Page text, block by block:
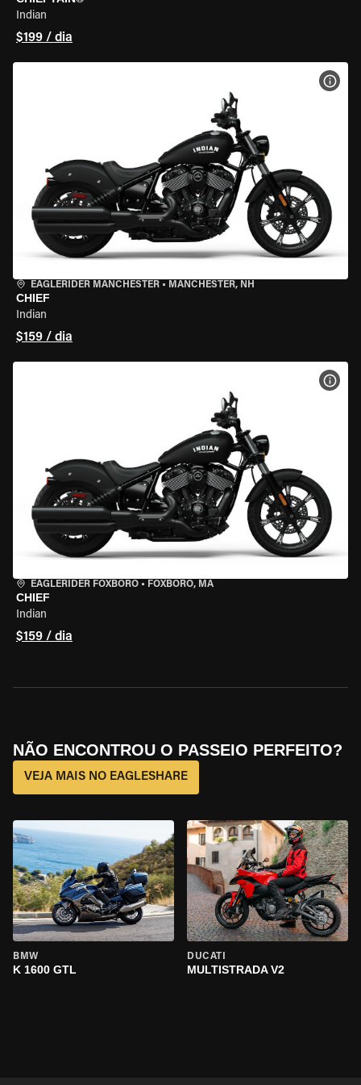
Indian
$199 / dia
EAGLERIDER MANCHESTER • MANCHESTER, NH
CHIEF
Indian
$159 / dia
VER
EAGLERIDER FOXBORO • FOXBORO, MA
CHIEF
Indian
$159 / dia
VER
NÃO ENCONTROU O PASSEIO PERFEITO?
VEJA MAIS NO EAGLESHARE
BMW
K 1600 GTL
DUCATI
MULTISTRADA V2